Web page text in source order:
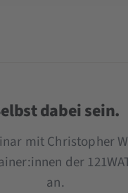
dabei sein.
mit Christopher
der
an.